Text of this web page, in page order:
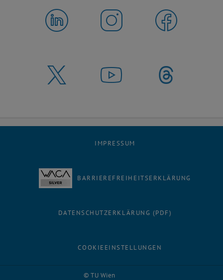
© TU Wien
IMPRESSUM
BARRIEREFREIHEITSERKLÄRUNG
DATENSCHUTZERKLÄRUNG (PDF)
COOKIEEINSTELLUNGEN